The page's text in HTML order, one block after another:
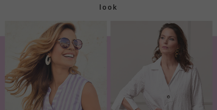
look